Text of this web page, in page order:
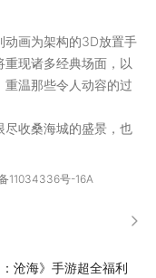
动画为架构的3D放置手
现诸多经典场面，以
重温那些令人动容的过
尽收桑海城的盛景，也
秘，更能跟随天明、
11034336号-16A
更多
沧海》手游超全福利